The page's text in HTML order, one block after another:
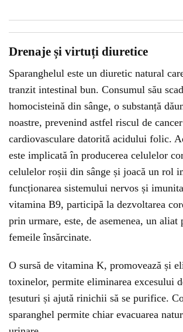
Drenaje și virtuți diuretice
Sparanghelul este un diuretic natural
tranzit intestinal bun. Consumul său
homocisteină din sânge, o substanță
noastre, prevenind astfel riscul de
cardiovasculare datorită acidului folic.
este implicată în producerea celulelor
celulelor roșii din sânge și joacă un rol
funcționarea sistemului nervos și
vitamina B9, participă la dezvoltarea
prin urmare, este, de asemenea, un aliat
femeile însărcinate.
O sursă de vitamina K, promovează și
toxinelor, permite eliminarea excesului
țesuturi și ajută rinichii să se purifice.
sparanghel permite chiar evacuarea